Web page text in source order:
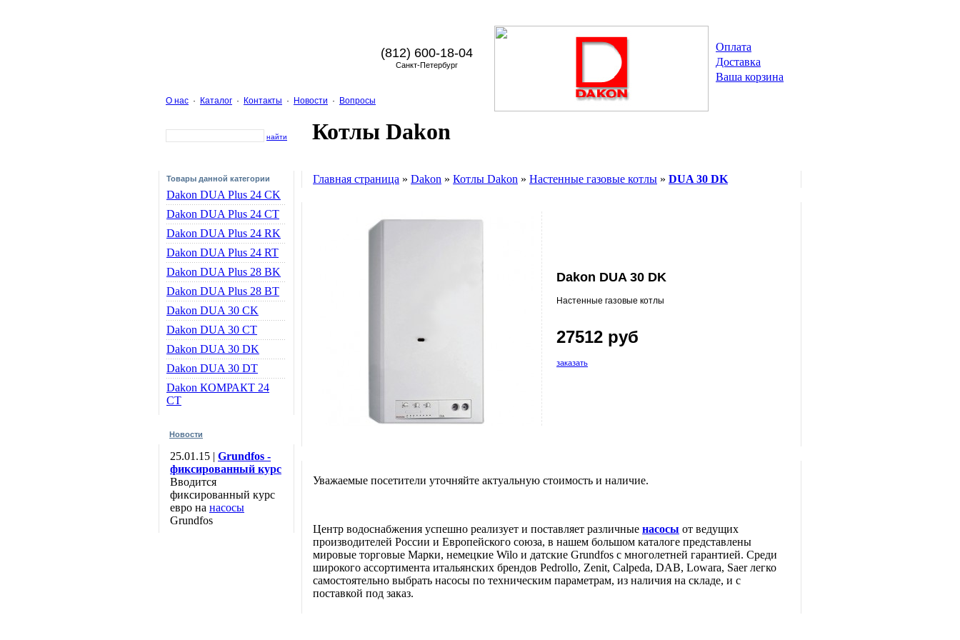
(812) 600-18-04
Санкт-Петербург
О нас · Каталог · Контакты · Новости · Вопросы
Оплата
Доставка
Ваша корзина
найти Котлы Dakon
Товары данной категории
Dakon DUA Plus 24 CK
Dakon DUA Plus 24 CT
Dakon DUA Plus 24 RK
Dakon DUA Plus 24 RT
Dakon DUA Plus 28 BK
Dakon DUA Plus 28 BT
Dakon DUA 30 CK
Dakon DUA 30 CT
Dakon DUA 30 DK
Dakon DUA 30 DT
Dakon КОМРАКТ 24
CT
Новости
25.01.15 | Grundfos -
фиксированный курс
Вводится
фиксированный курс
евро на насосы
Grundfos
Главная страница » Dakon » Котлы Dakon » Настенные газовые котлы » DUA 30 DK
Dakon DUA 30 DK
Настенные газовые котлы
27512 руб
заказать
Уважаемые посетители уточняйте актуальную стоимость и наличие.
Центр водоснабжения успешно реализует и поставляет различные насосы от ведущих
производителей России и Европейского союза, в нашем большом каталоге представлены
мировые торговые Марки, немецкие Wilo и датские Grundfos с многолетней гарантией. Среди
широкого ассортимента итальянских брендов Pedrollo, Zenit, Calpeda, DAB, Lowara, Saer легко
самостоятельно выбрать насосы по техническим параметрам, из наличия на складе, и с
поставкой под заказ.